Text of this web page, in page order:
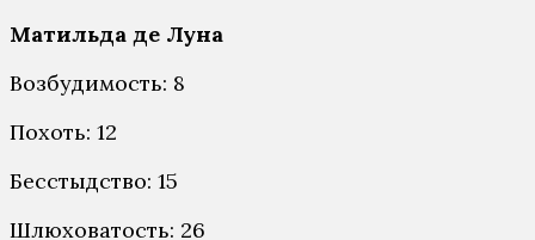
Матильда де Луна
Возбудимость: 8
Похоть: 12
Бесстыдство: 15
Шлюховатость: 26